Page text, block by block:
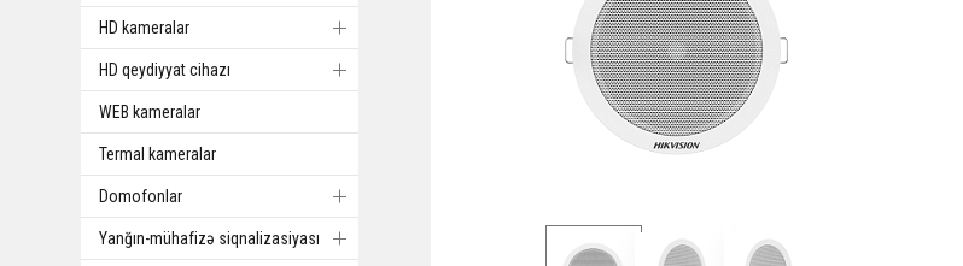
HD kameralar
HD qeydiyyat cihazı
WEB kameralar
Termal kameralar
Domofonlar
Yanğın-mühafizə siqnalizasiyası